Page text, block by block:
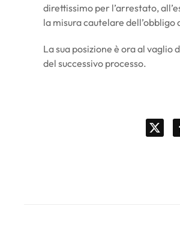
direttissimo per l’arrestato,
la misura cautelare
La sua posizione è ora al
del successivo processo.